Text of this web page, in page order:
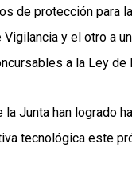
de protección
y el otro a
a la Ley
Junta han
tecnológica este